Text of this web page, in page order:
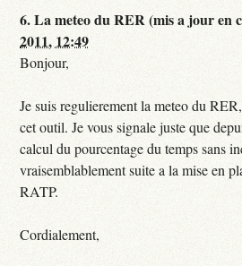
6.La meteo du RER (mis a jour en
2011, 12:49
Bonjour,
Je suis regulierement la meteo du
cet outil. Je vous signale juste que
calcul du pourcentage du temps sans
vraisemblablement suite a la mise en
RATP.
Cordialement,